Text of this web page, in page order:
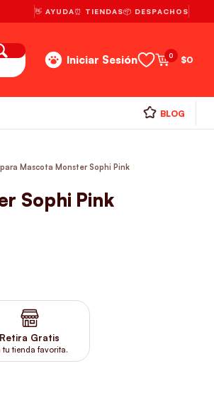
👋 AYUDA⏰ TIENDAS📦 DESPACHOS
Iniciar Sesión 0 $0
BLOG
Mascota Monster Sophi Pink
Sophi Pink
Retira Gratis
tu tienda favorita.